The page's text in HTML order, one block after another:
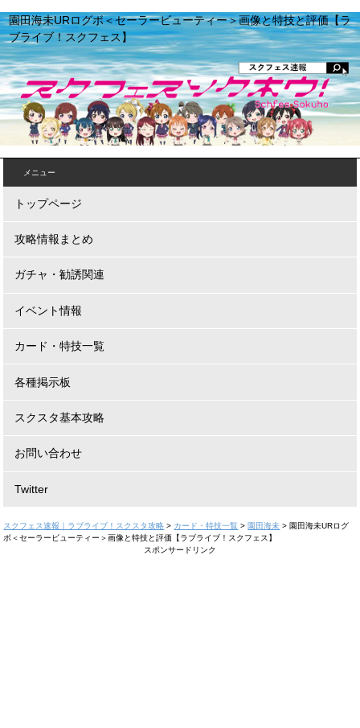
園田海未URログボ＜セーラービューティー＞画像と特技と評価【ラ
ブライブ！スクフェス】
メニュー
トップページ
攻略情報まとめ
ガチャ・勧誘関連
イベント情報
カード・特技一覧
各種掲示板
スクスタ基本攻略
お問い合わせ
Twitter
スクフェス速報｜ラブライブ！スクスタ攻略 > カード・特技一覧 > 園田海未 > 園田海未URログ
ボ＜セーラービューティー＞画像と特技と評価【ラブライブ！スクフェス】
スポンサードリンク